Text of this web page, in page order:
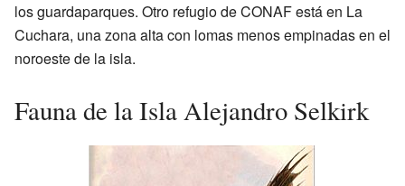
los guardaparques. Otro refugio de CONAF está en La
Cuchara, una zona alta con lomas menos empinadas en el
noroeste de la isla.
Fauna de la Isla Alejandro Selkirk